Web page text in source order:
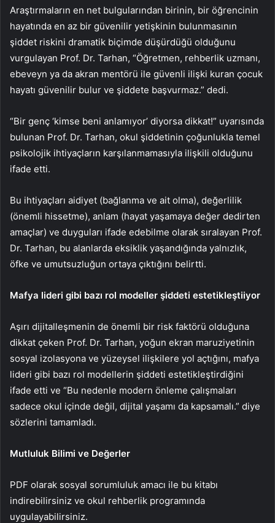
Araştırmaların en net bulgularından birinin, bir öğrencinin
hayatında en az bir güvenilir yetişkinin bulunmasının
şiddet riskini dramatik biçimde düşürdüğü olduğunu
vurgulayan Prof. Dr. Tarhan, “Öğretmen, rehberlik uzmanı,
ebeveyn ya da akran mentörü ile güvenli ilişki kuran çocuk
hayatı güvenilir bulur ve şiddete başvurmaz.” dedi.
“Bir genç ‘kimse beni anlamıyor’ diyorsa dikkat!” uyarısında
bulunan Prof. Dr. Tarhan, okul şiddetinin çoğunlukla temel
psikolojik ihtiyaçların karşılanmamasıyla ilişkili olduğunu
ifade etti.
Bu ihtiyaçları aidiyet (bağlanma ve ait olma), değerlilik
(önemli hissetme), anlam (hayat yaşamaya değer dedirten
amaçlar) ve duyguları ifade edebilme olarak sıralayan Prof.
Dr. Tarhan, bu alanlarda eksiklik yaşandığında yalnızlık,
öfke ve umutsuzluğun ortaya çıktığını belirtti.
Mafya lideri gibi bazı rol modeller şiddeti estetikleştiiyor
Aşırı dijitalleşmenin de önemli bir risk faktörü olduğuna
dikkat çeken Prof. Dr. Tarhan, yoğun ekran maruziyetinin
sosyal izolasyona ve yüzeysel ilişkilere yol açtığını, mafya
lideri gibi bazı rol modellerin şiddeti estetikleştirdiğini
ifade etti ve “Bu nedenle modern önleme çalışmaları
sadece okul içinde değil, dijital yaşamı da kapsamalı.” diye
sözlerini tamamladı.
Mutluluk Bilimi ve Değerler
PDF olarak sosyal sorumluluk amacı ile bu kitabı
indirebilirsiniz ve okul rehberlik programında
uygulayabilirsiniz.